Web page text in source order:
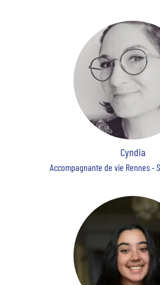
Cyndia
Accompagnante de vie Rennes -